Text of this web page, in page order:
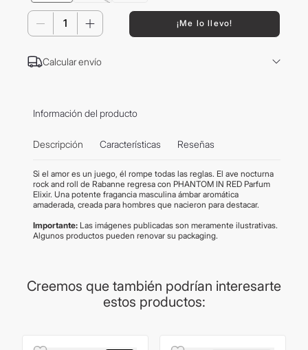
＋
－ ¡Me lo llevo!
Calcular envío
Información del producto
Descripción Características Reseñas
Si el amor es un juego, él rompe todas las reglas. El ave nocturna
rock and roll de Rabanne regresa con PHANTOM IN RED Parfum
Elixir. Una potente fragancia masculina ámbar aromática
amaderada, creada para hombres que nacieron para destacar.
Importante:Las imágenes publicadas son meramente ilustrativas.
Algunos productos pueden renovar su packaging.
Creemos que también podrían interesarte
estos productos: